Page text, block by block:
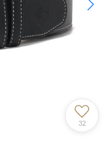
32